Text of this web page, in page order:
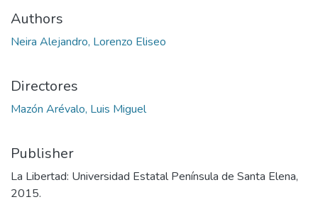
Authors
Neira Alejandro, Lorenzo Eliseo
Directores
Mazón Arévalo, Luis Miguel
Publisher
La Libertad: Universidad Estatal Península de Santa Elena,
2015.